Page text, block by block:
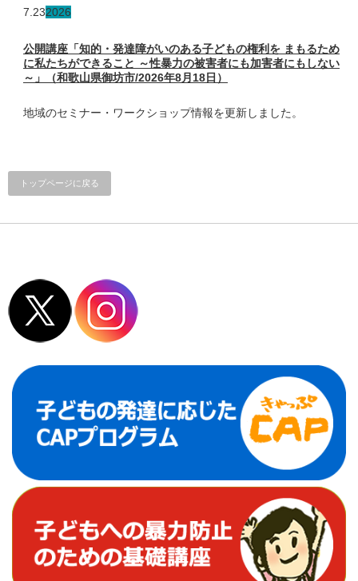
7.232026
公開講座「知的・発達障がいのある子どもの権利を まもるため
に私たちができること ～性暴力の被害者にも加害者にもしない
～」（和歌山県御坊市/2026年8月18日）
地域のセミナー・ワークショップ情報を更新しました。
トップページに戻る